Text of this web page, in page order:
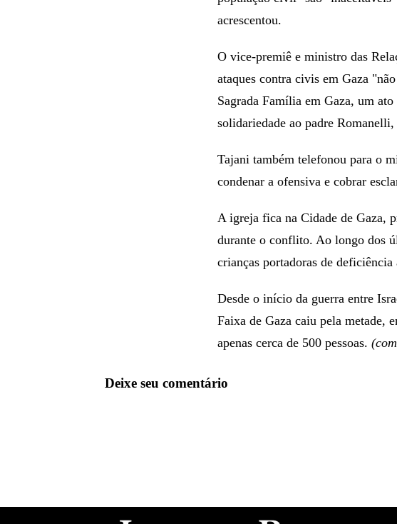
acrescentou.
O vice-premiê e ministro das
ataques contra civis em Gaza
Sagrada Família em Gaza, um
solidariedade ao padre
Tajani também telefonou para o
condenar a ofensiva e cobrar
A igreja fica na Cidade de Gaza,
durante o conflito. Ao longo dos
crianças portadoras de
Desde o início da guerra entre
Faixa de Gaza caiu pela metade,
apenas cerca de 500 pessoas.
Deixe seu comentário